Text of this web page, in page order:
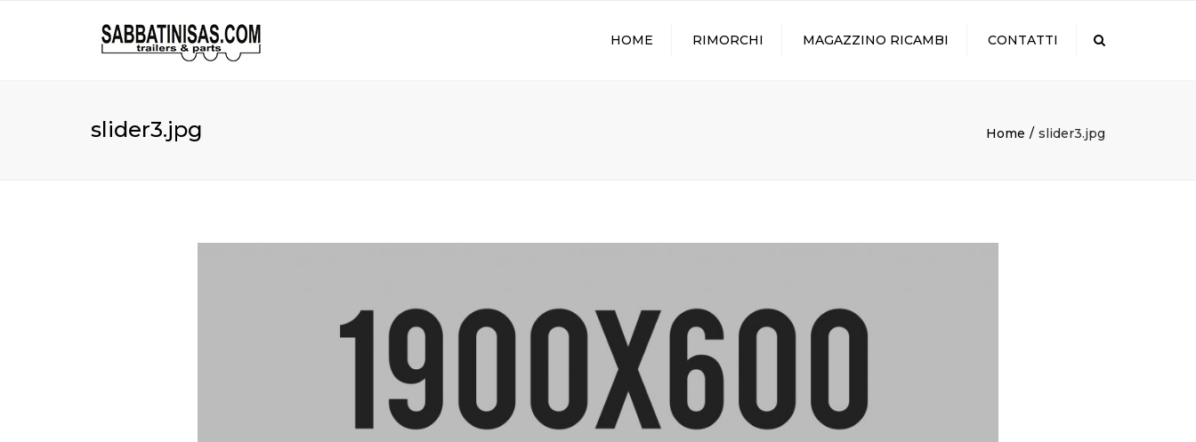
HOME RIMORCHI MAGAZZINO RICAMBI CONTATTI
slider3.jpg Home slider3.jpg